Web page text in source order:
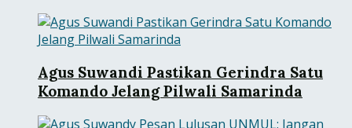
Agus Suwandi Pastikan Gerindra Satu
Komando Jelang Pilwali Samarinda